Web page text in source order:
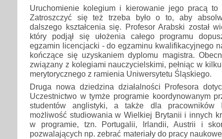
Uruchomienie kolegium i kierowanie jego pracą to
Zatroszczyć się też trzeba było o to, aby
dalszego kształcenia się. Profesor Arabski został
który podjął się ułożenia całego programu
egzamin licencjacki - do egzaminu kwalifikacyjnego
kończące się uzyskaniem dyplomu magistra.
związany z kolegiami nauczycielskimi, pełniąc w
merytorycznego z ramienia Uniwersytetu Śląskiego.
Druga nowa dziedzina działalności Profesora
Uczestnictwo w tymże programie koordynowanym
studentów anglistyki, a także dla pracowników
możliwość studiowania w Wielkiej Brytanii i innych
w programie, tzn. Portugalii, Irlandii, Austrii i
pozwalających np. zebrać materiały do pracy